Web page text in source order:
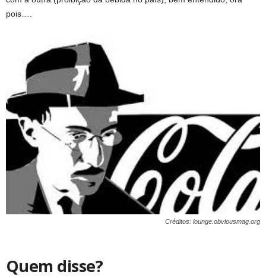
pois….
Créditos: lounge.obviousmag.org
Quem disse?